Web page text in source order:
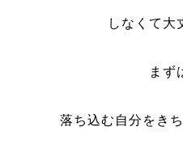
しなくて大
まず
落ち込む自分をき